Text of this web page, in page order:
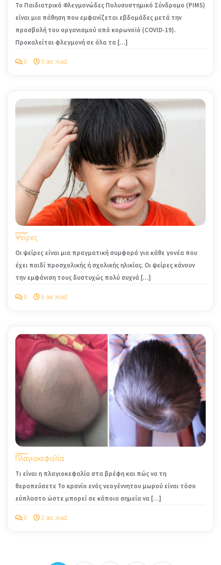
Το Παιδιατρικό Φλεγμονώδες Πολυσυστημικό Σύνδρομο (PIMS)
είναι μια πάθηση που εμφανίζεται εβδομάδες μετά την
προσβολή του οργανισμού από κορωνοϊό (COVID-19).
Προκαλείται φλεγμονή σε όλα τα […]
0 5 sec read
Ψείρες
Οι ψείρες είναι μια πραγματική συμφορά για κάθε γονέα που
έχει παιδί προσχολικής ή σχολικής ηλικίας. Οι ψείρες κάνουν
την εμφάνιση τους δυστυχώς πολύ συχνά […]
0 6 sec read
Πλαγιοκεφαλία
Τι είναι η πλαγιοκεφαλία στα βρέφη και πώς να τη
θεραπεύσετε Το κρανίο ενός νεογέννητου μωρού είναι τόσο
εύπλαστο ώστε μπορεί σε κάποια σημεία να […]
0 2 sec read